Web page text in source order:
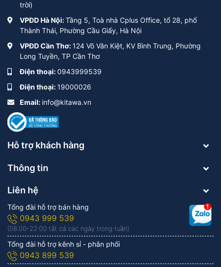
trời)
VPĐD Hà Nội:Tầng 5, Toà nhà Cplus Office, tổ 28, phố
Thành Thái, Phường Cầu Giấy, Hà Nội
VPĐD Cần Thơ:124 Võ Văn Kiệt, KV Bình Trung, Phường
Long Tuyền, TP Cần Thơ
Điện thoại:0943999539
Điện thoại:19000026
Email: info@kitawa.vn
Hỗ trợ khách hàng
Thông tin
Liên hệ
Tổng đài hỗ trợ bán hàng
0943 999 539
(08:00-22:00 tất cả các ngày trong tuần)
Tổng đài hỗ trợ kênh sỉ - phân phối
0943 899 539